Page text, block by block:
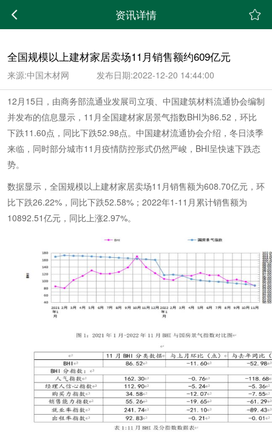
资讯详情
全国规模以上建材家居卖场11月销售额约609亿元
来源:中国木材网 发布日期:2022-12-20 14:44:00
12月15日，由商务部流通业发展司立项、中国建筑材料流通协会编制
并发布的信息显示，11月全国建材家居景气指数BHI为86.52，环比
下跌11.60点，同比下跌52.98点。中国建材流通协会介绍，冬日淡季
来临，同时部分城市11月疫情防控形式仍然严峻，BHI呈快速下跌态
势。
数据显示，全国规模以上建材家居卖场11月销售额为608.70亿元，环
比下跌26.22%，同比下跌52.58%；2022年1-11月累计销售额为
10892.51亿元，同比上涨2.97%。